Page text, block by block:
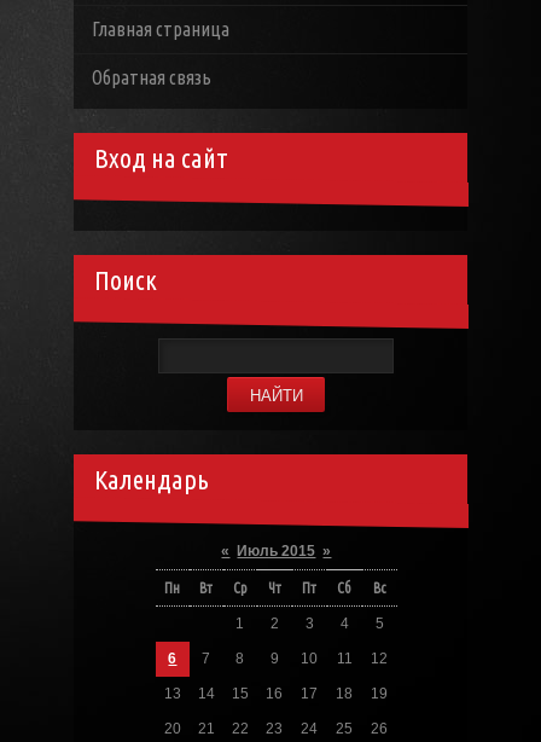
Главная страница
Обратная связь
Вход на сайт
Поиск
Календарь
« Июль 2015 »
Пн Вт Ср Чт Пт Сб Вс
1 2 3 4 5
6 7 8 9 10 11 12
13 14 15 16 17 18 19
20 21 22 23 24 25 26